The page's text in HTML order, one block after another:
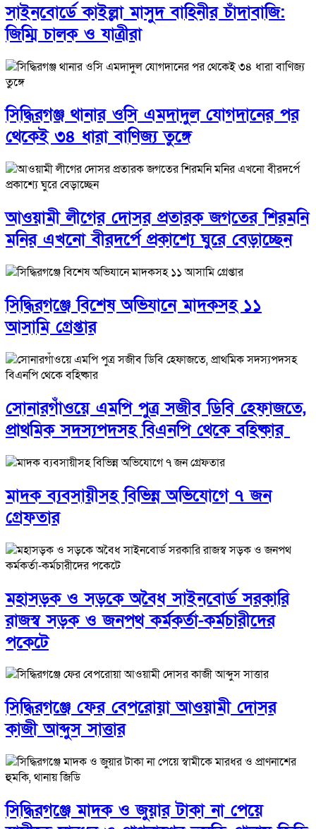
সাইনবোর্ডে কাইল্লা মাসুদ বাহিনীর চাঁদাবাজি:
জিম্মি চালক ও যাত্রীরা
সিদ্ধিরগঞ্জ থানার ওসি এমদাদুল যোগদানের পর
থেকেই ৩৪ ধারা বাণিজ্য তুঙ্গে
আওয়ামী লীগের দোসর প্রতারক জগতের শিরমনি
মনির এখনো বীরদর্পে প্রকাশ্যে ঘুরে বেড়াচ্ছেন
সিদ্ধিরগঞ্জে বিশেষ অভিযানে মাদকসহ ১১
আসামি গ্রেপ্তার
সোনারগাঁওয়ে এমপি পুত্র সজীব ডিবি হেফাজতে,
প্রাথমিক সদস্যপদসহ বিএনপি থেকে বহিষ্কার
মাদক ব্যবসায়ীসহ বিভিন্ন অভিযোগে ৭ জন
গ্রেফতার
মহাসড়ক ও সড়কে অবৈধ সাইনবোর্ড সরকারি
রাজস্ব সড়ক ও জনপথ কর্মকর্তা-কর্মচারীদের
পকেটে
সিদ্ধিরগঞ্জে ফের বেপরোয়া আওয়ামী দোসর
কাজী আব্দুস সাত্তার
সিদ্ধিরগঞ্জে মাদক ও জুয়ার টাকা না পেয়ে